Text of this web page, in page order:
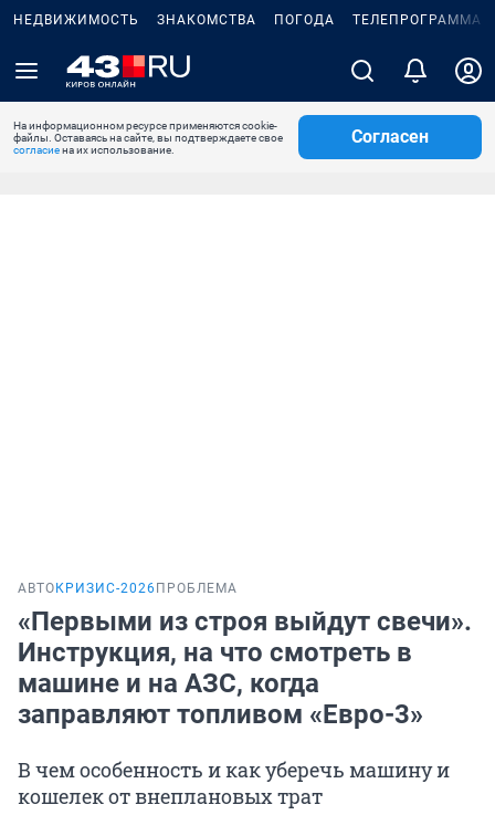
НЕДВИЖИМОСТЬ ЗНАКОМСТВА ПОГОДА ТЕЛЕПРОГРАММА
На информационном ресурсе применяются cookie-
файлы. Оставаясь на сайте, вы подтверждаете свое
согласиена их использование.
Согласен
АВТО КРИЗИС-2026 ПРОБЛЕМА
«Первыми из строя выйдут свечи».
Инструкция, на что смотреть в
машине и на АЗС, когда
заправляют топливом «Евро-3»
В чем особенность и как уберечь машину и
кошелек от внеплановых трат